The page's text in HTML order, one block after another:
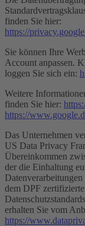
finden Sie hier:
https://
Sie können Ihre
Account anpassen.
loggen Sie sich ein:
Weitere
finden Sie hier:
https://
Das Unternehmen
US Data Privacy
Übereinkommen
der die Einhaltung
dem DPF
erhalten Sie vom
https://